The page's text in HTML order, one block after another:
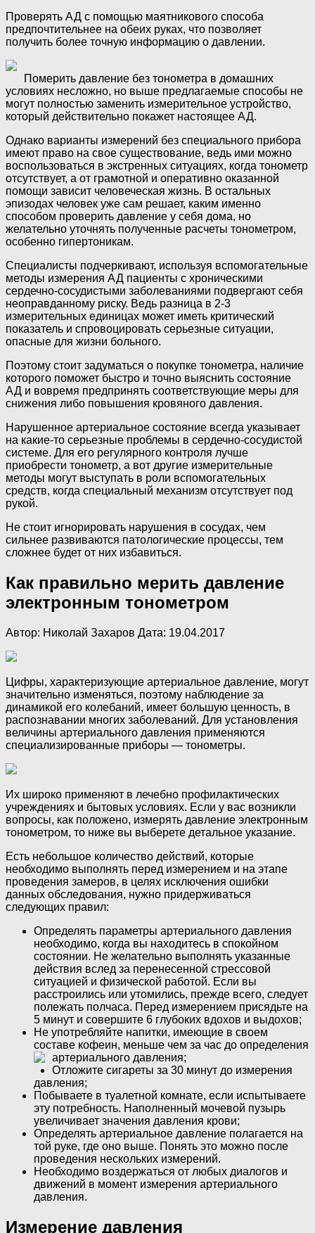
Проверять АД с помощью маятникового способа
предпочтительнее на обеих руках, что позволяет
получить более точную информацию о давлении.
Померить давление без тонометра в домашних
условиях несложно, но выше предлагаемые способы не
могут полностью заменить измерительное устройство,
который действительно покажет настоящее АД.
Однако варианты измерений без специального прибора
имеют право на свое существование, ведь ими можно
воспользоваться в экстренных ситуациях, когда тонометр
отсутствует, а от грамотной и оперативно оказанной
помощи зависит человеческая жизнь. В остальных
эпизодах человек уже сам решает, каким именно
способом проверить давление у себя дома, но
желательно уточнять полученные расчеты тонометром,
особенно гипертоникам.
Специалисты подчеркивают, используя вспомогательные
методы измерения АД пациенты с хроническими
сердечно-сосудистыми заболеваниями подвергают себя
неоправданному риску. Ведь разница в 2-3
измерительных единицах может иметь критический
показатель и спровоцировать серьезные ситуации,
опасные для жизни больного.
Поэтому стоит задуматься о покупке тонометра, наличие
которого поможет быстро и точно выяснить состояние
АД и вовремя предпринять соответствующие меры для
снижения либо повышения кровяного давления.
Нарушенное артериальное состояние всегда указывает
на какие-то серьезные проблемы в сердечно-сосудистой
системе. Для его регулярного контроля лучше
приобрести тонометр, а вот другие измерительные
методы могут выступать в роли вспомогательных
средств, когда специальный механизм отсутствует под
рукой.
Не стоит игнорировать нарушения в сосудах, чем
сильнее развиваются патологические процессы, тем
сложнее будет от них избавиться.
Как правильно мерить давление
электронным тонометром
Автор: Николай Захаров Дата: 19.04.2017
Цифры, характеризующие артериальное давление, могут
значительно изменяться, поэтому наблюдение за
динамикой его колебаний, имеет большую ценность, в
распознавании многих заболеваний. Для установления
величины артериального давления применяются
специализированные приборы — тонометры.
Их широко применяют в лечебно профилактических
учреждениях и бытовых условиях. Если у вас возникли
вопросы, как положено, измерять давление электронным
тонометром, то ниже вы выберете детальное указание.
Есть небольшое количество действий, которые
необходимо выполнять перед измерением и на этапе
проведения замеров, в целях исключения ошибки
данных обследования, нужно придерживаться
следующих правил:
Определять параметры артериального давления
необходимо, когда вы находитесь в спокойном
состоянии. Не желательно выполнять указанные
действия вслед за перенесенной стрессовой
ситуацией и физической работой. Если вы
расстроились или утомились, прежде всего, следует
полежать полчаса. Перед измерением присядьте на
5 минут и совершите 6 глубоких вдохов и выдохов;
Не употребляйте напитки, имеющие в своем
составе кофеин, меньше чем за час до определения
артериального давления;
Отложите сигареты за 30 минут до измерения
давления;
Побываете в туалетной комнате, если испытываете
эту потребность. Наполненный мочевой пузырь
увеличивает значения давления крови;
Определять артериальное давление полагается на
той руке, где оно выше. Понять это можно после
проведения нескольких измерений.
Необходимо воздержаться от любых диалогов и
движений в момент измерения артериального
давления.
Измерение давления